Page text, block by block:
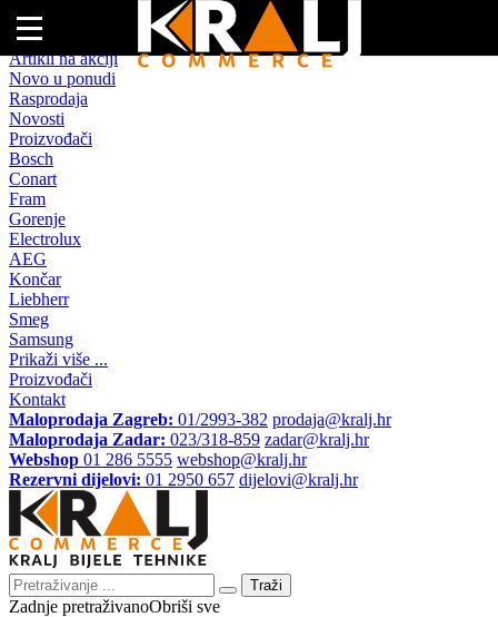
Naslovna
Artikli na akciji
Novo u ponudi
Rasprodaja
Novosti
Proizvođači
Bosch
Conart
Fram
Gorenje
Electrolux
AEG
Končar
Liebherr
Smeg
Samsung
Prikaži više ...
Proizvođači
Kontakt
Maloprodaja Zagreb: 01/2993-382 prodaja@kralj.hr
Maloprodaja Zadar: 023/318-859 zadar@kralj.hr
Webshop 01 286 5555 webshop@kralj.hr
Rezervni dijelovi: 01 2950 657 dijelovi@kralj.hr
Traži
Zadnje pretraživanoObriši sve